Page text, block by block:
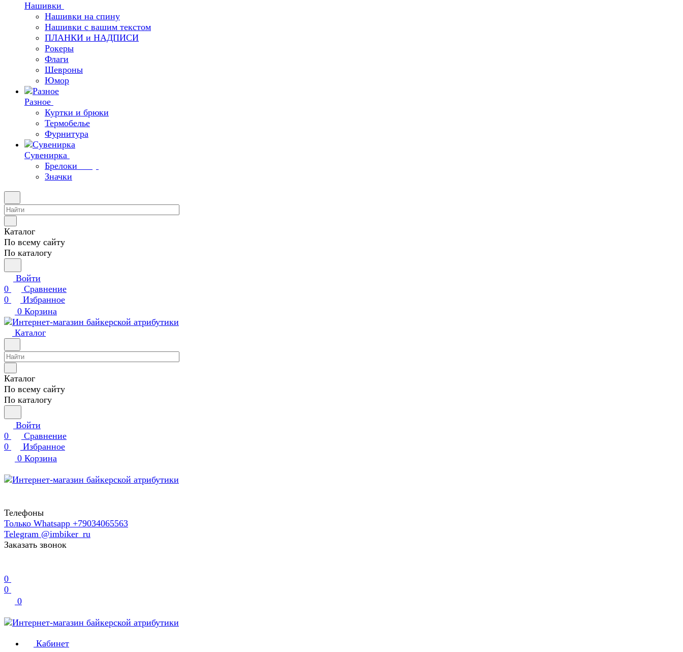
Нашивки
Нашивки на спину
Нашивки с вашим текстом
ПЛАНКИ и НАДПИСИ
Рокеры
Флаги
Шевроны
Юмор
Разное
Куртки и брюки
Термобелье
Фурнитура
Сувенирка
Брелоки
Значки
Каталог
По всему сайту
По каталогу
Войти
0
Сравнение
0
Избранное
0 Корзина
Каталог
Каталог
По всему сайту
По каталогу
Войти
0
Сравнение
0
Избранное
0 Корзина
Телефоны
Только Whatsapp +79034065563
Telegram @imbiker_ru
Заказать звонок
0
0
0
Кабинет